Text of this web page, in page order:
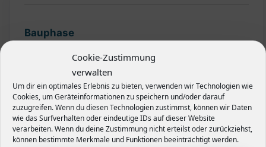
Cookie-Zustimmung
verwalten
Um dir ein optimales Erlebnis zu bieten, verwenden wir Technologien wie
Cookies, um Geräteinformationen zu speichern und/oder darauf
zuzugreifen. Wenn du diesen Technologien zustimmst, können wir Daten
wie das Surfverhalten oder eindeutige IDs auf dieser Website
verarbeiten. Wenn du deine Zustimmung nicht erteilst oder zurückziehst,
können bestimmte Merkmale und Funktionen beeinträchtigt werden.
Bauphase
Finanzierung
Garten
Grundstück